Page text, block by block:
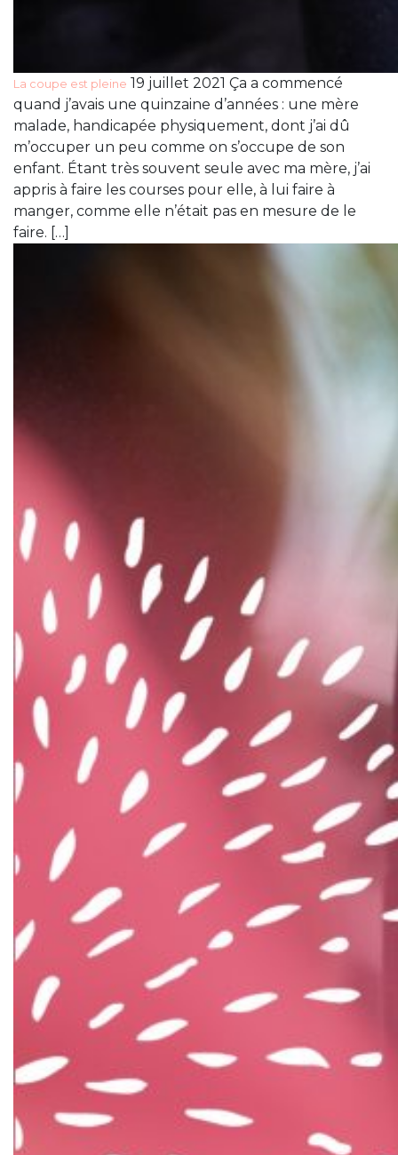
La coupe est pleine 19 juillet 2021 Ça a commencé
quand j’avais une quinzaine d’années : une mère
malade, handicapée physiquement, dont j’ai dû
m’occuper un peu comme on s’occupe de son
enfant. Étant très souvent seule avec ma mère, j’ai
appris à faire les courses pour elle, à lui faire à
manger, comme elle n’était pas en mesure de le
faire. […]